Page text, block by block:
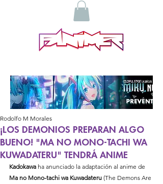
¡LOS DEMONIOS PREPARAN ALGO
BUENO! "MA NO MONO-TACHI WA
KUWADATERU" TENDRÁ ANIME
Rodolfo M Morales
Kadokawa ha anunciado la adaptación al anime de
Ma no Mono-tachi wa Kuwadateru (The Demons Are